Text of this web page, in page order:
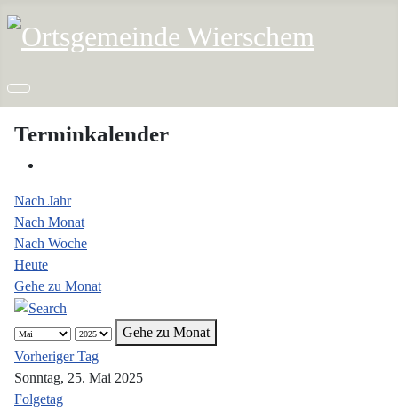
Terminkalender
Nach Jahr
Nach Monat
Nach Woche
Heute
Gehe zu Monat
Gehe zu Monat
Vorheriger Tag
Sonntag, 25. Mai 2025
Folgetag